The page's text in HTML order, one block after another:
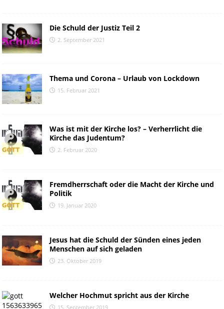
Die Schuld der Justiz Teil 2
2. September 2021
Thema und Corona – Urlaub von Lockdown
15. Februar 2021
Was ist mit der Kirche los? – Verherrlicht die
Kirche das Judentum?
2. Februar 2020
Fremdherrschaft oder die Macht der Kirche und
Politik
19. Januar 2020
Jesus hat die Schuld der Sünden eines jeden
Menschen auf sich geladen
23. Oktober 2019
Welcher Hochmut spricht aus der Kirche
15. September 2019